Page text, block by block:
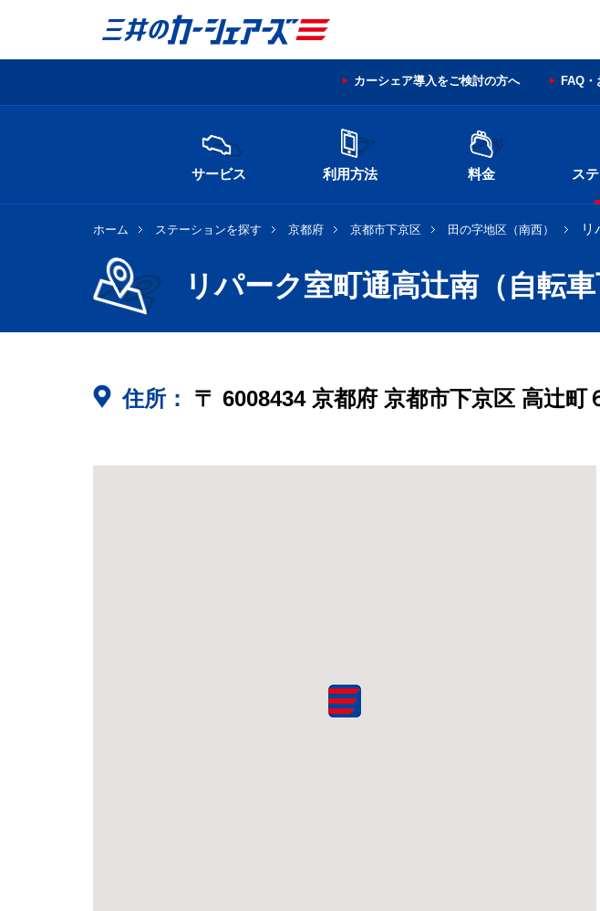
カーシェア導入をご検討の方へ FAQ
サービス 利用方法 料金 ス
ホーム ステーションを探す 京都府 京都市下京区 田の字地区（南西） リ
リパーク室町通高辻南（自転車
住所： 〒 6008434 京都府 京都市下京区 高辻町